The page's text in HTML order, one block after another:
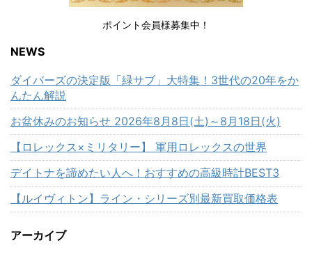
ポイント会員様募集中！
NEWS
ダイバーズの決定版「緑サブ」大特集！3世代の20年をか
んたん解説
お盆休みのお知らせ 2026年8月8日(土)～8月18日(火)
【ロレックス×ミリタリー】 軍用ロレックスの世界
デイトナを諦めたい人へ！おすすめの高級時計BEST3
【ルイヴィトン】ライン・シリーズ別最新買取価格表
アーカイブ